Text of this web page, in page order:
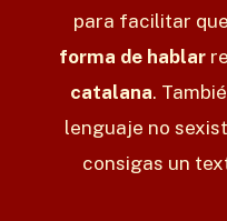
para facilitar
forma de hablar
catalana.
lenguaje no
consigas un